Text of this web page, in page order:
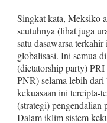
Singkat kata, Meksiko
seutuhnya (lihat juga
satu dasawarsa
globalisasi. Ini semua
(dictatorship party)
PNR) selama lebih
kekuasaan ini
(strategi) pengendalian
Dalam iklim sistem